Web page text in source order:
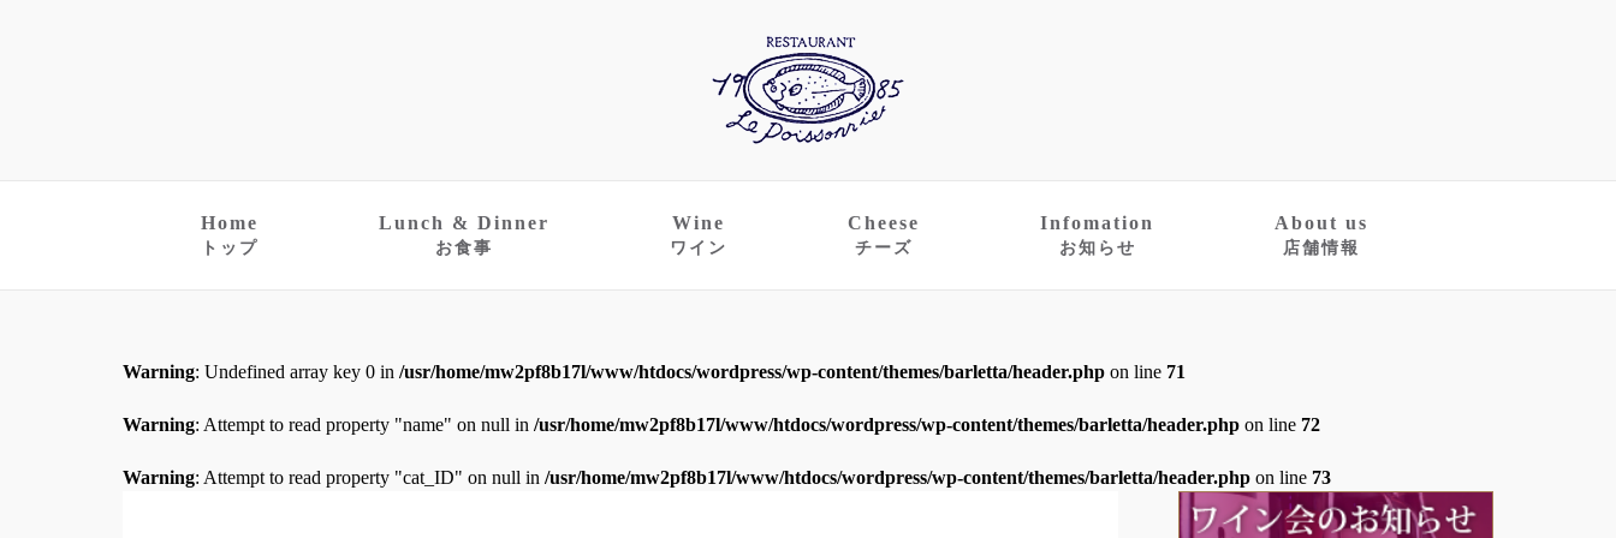
Home
トップ
Lunch & Dinner
お食事
Wine
ワイン
Cheese
チーズ
Infomation
お知らせ
About us
店舗情報
Warning: Undefined array key 0 in /usr/home/mw2pf8b17l/www/htdocs/wordpress/wp-content/themes/barletta/header.php on line 71
Warning: Attempt to read property "name" on null in /usr/home/mw2pf8b17l/www/htdocs/wordpress/wp-content/themes/barletta/header.php on line 72
Warning: Attempt to read property "cat_ID" on null in /usr/home/mw2pf8b17l/www/htdocs/wordpress/wp-content/themes/barletta/header.php on line 73